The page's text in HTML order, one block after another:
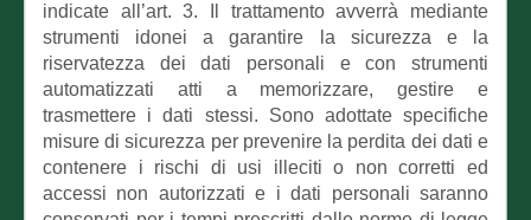
indicate all’art. 3. Il trattamento avverrà mediante
strumenti idonei a garantire la sicurezza e la
riservatezza dei dati personali e con strumenti
automatizzati atti a memorizzare, gestire e
trasmettere i dati stessi. Sono adottate specifiche
misure di sicurezza per prevenire la perdita dei dati e
contenere i rischi di usi illeciti o non corretti ed
accessi non autorizzati e i dati personali saranno